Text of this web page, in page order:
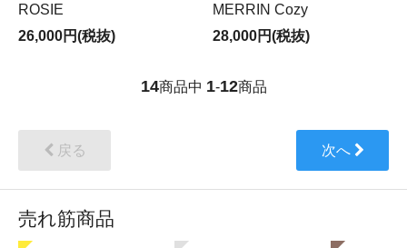
ROSIE
26,000円(税抜)
MERRIN Cozy
28,000円(税抜)
14商品中 1-12商品
戻る 次へ
売れ筋商品